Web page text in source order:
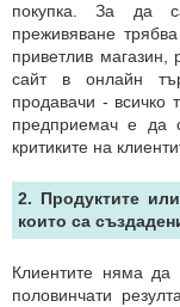
покупка. За да
преживяване
приветлив магазин,
сайт в онлайн
продавачи - всичко
предприемач е да
критиките на
2. Продуктите
които са
Клиентите няма
половинчати